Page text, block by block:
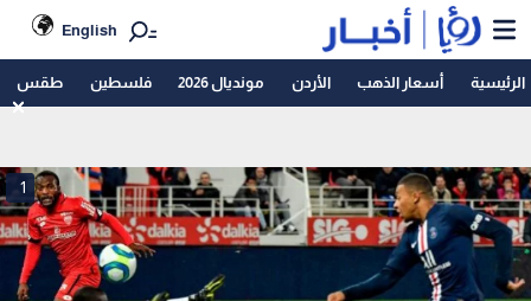
English
الرئيسية أسعار الذهب الأردن مونديال 2026 فلسطين طقس
1